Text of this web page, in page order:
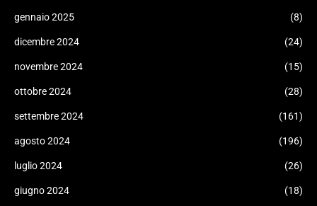
gennaio 2025 (8)
dicembre 2024 (24)
novembre 2024 (15)
ottobre 2024 (28)
settembre 2024 (161)
agosto 2024 (196)
luglio 2024 (26)
giugno 2024 (18)